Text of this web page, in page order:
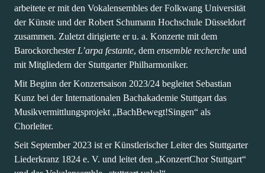
arbeitete er mit den Vokalensembles der Folkwang Universität
der Künste und der Robert Schumann Hochschule Düsseldorf
zusammen. Zuletzt dirigierte er u. a. Konzerte mit dem
Barockorchester L’arpa festante, dem ensemble recherche und
mit Mitgliedern der Stuttgarter Philharmoniker.
Mit Beginn der Konzertsaison 2023/24 begleitet Sebastian
Kunz bei der Internationalen Bachakademie Stuttgart das
Musikvermittlungsprojekt „BachBewegt!Singen“ als
Chorleiter.
Seit September 2023 ist er Künstlerischer Leiter des Stuttgarter
Liederkranz 1824 e. V. und leitet den „KonzertChor Stuttgart“